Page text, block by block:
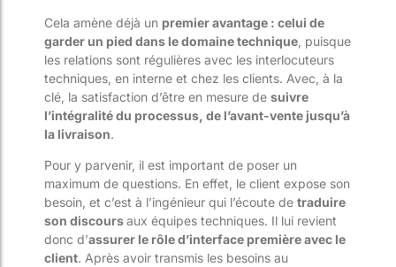
Cela amène déjà un premier avantage : celui de
garder un pied dans le domaine technique , puisque
les relations sont régulières avec les interlocuteurs
techniques, en interne et chez les clients. Avec, à la
clé, la satisfaction d’être en mesure de suivre
l’intégralité du processus, de l’avant-vente jusqu’à
la livraison.
Pour y parvenir, il est important de poser un
maximum de questions. En effet, le client expose son
besoin, et c’est à l’ingénieur qui l’écoute de traduire
son discoursaux équipes techniques. Il lui revient
donc d’assurer le rôle d’interface première avec le
client. Après avoir transmis les besoins au